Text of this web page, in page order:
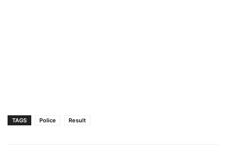
TAGS Police Result